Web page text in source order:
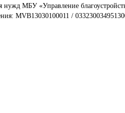
МБУ «Управление
MVB13030100011 /